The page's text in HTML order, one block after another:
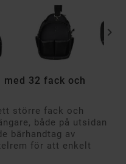

med 32 fack och
större fack och
både på utsidan
bärhandtag av
för att enkelt